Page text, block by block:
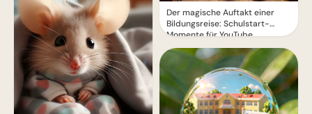
Der magische Auftakt einer
Bildungsreise: Schulstart-
Momente für YouTube